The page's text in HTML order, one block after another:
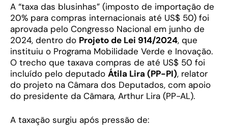
A “taxa das blusinhas” (imposto de importação de
20% para compras internacionais até US$ 50) foi
aprovada pelo Congresso Nacional em junho de
2024, dentro do Projeto de Lei 914/2024, que
instituiu o Programa Mobilidade Verde e Inovação.
O trecho que taxava compras de até US$ 50 foi
incluído pelo deputado Átila Lira (PP-PI), relator
do projeto na Câmara dos Deputados, com apoio
do presidente da Câmara, Arthur Lira (PP-AL).
A taxação surgiu após pressão de: